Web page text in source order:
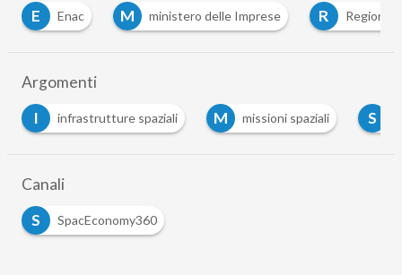
Enac ministero delle Imprese Regione
Argomenti
spaziali M missioni spaziali S
Canali
S
SpacEconomy360